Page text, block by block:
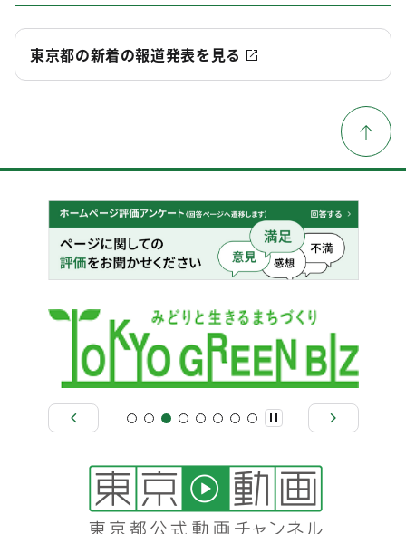
東京都の新着の報道発表を見る